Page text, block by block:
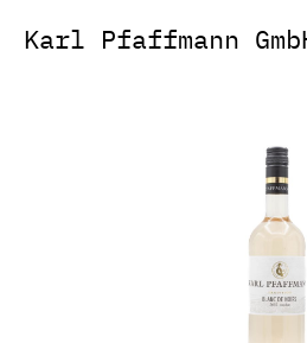
Karl Pfaffmann